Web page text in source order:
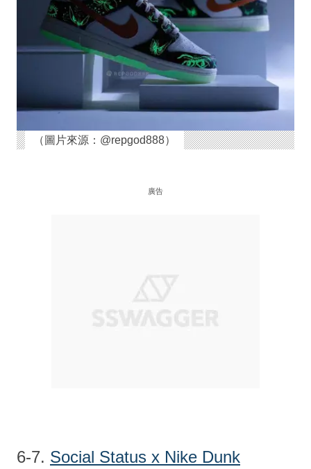
（圖片來源：@repgod888）
廣告
6-7. Social Status x Nike Dunk